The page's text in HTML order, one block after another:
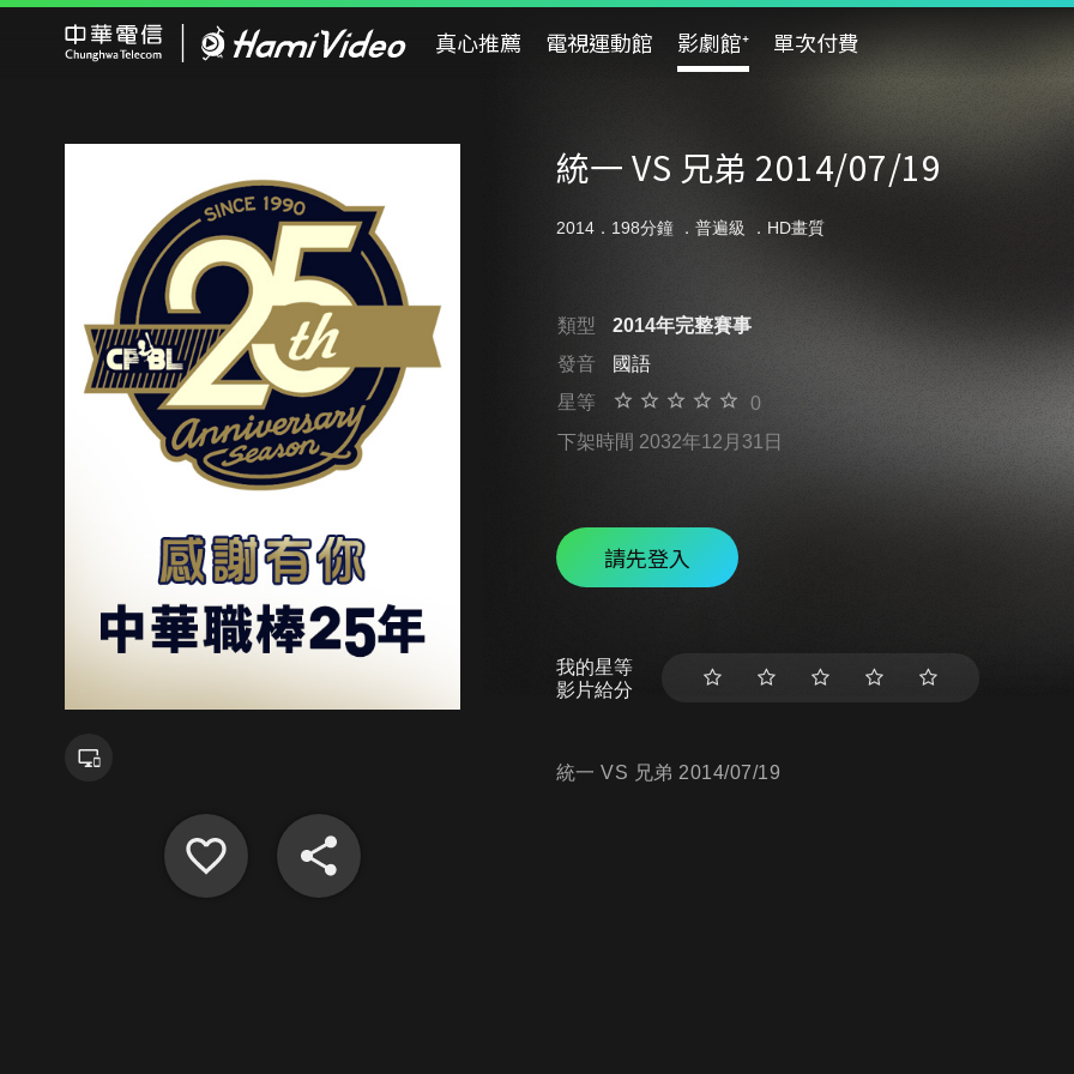
真心推薦 電視運動館 影劇館⁺ 單次付費
統一 VS 兄弟 2014/07/19
2014．198分鐘 ． 普遍級 ．HD畫質
類型
2014年完整賽事
發音
國語
星等
0
下架時間 2032年12月31日
請先登入
我的星等
影片給分
統一 VS 兄弟 2014/07/19